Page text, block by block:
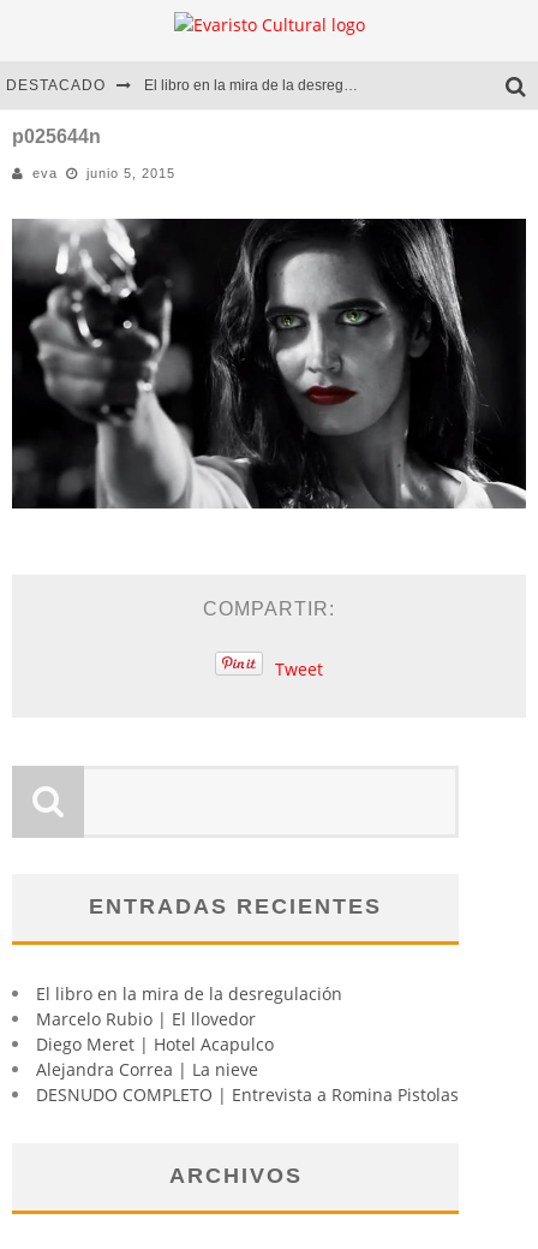
DESTACADO El libro en la mira de la desregulación
Diego Meret | Hotel Acapulco
Alejandra Correa | La nieve
p025644n
eva junio 5, 2015
COMPARTIR:
Tweet
ENTRADAS RECIENTES
El libro en la mira de la desregulación
Marcelo Rubio | El llovedor
Diego Meret | Hotel Acapulco
Alejandra Correa | La nieve
DESNUDO COMPLETO | Entrevista a Romina Pistolas
ARCHIVOS